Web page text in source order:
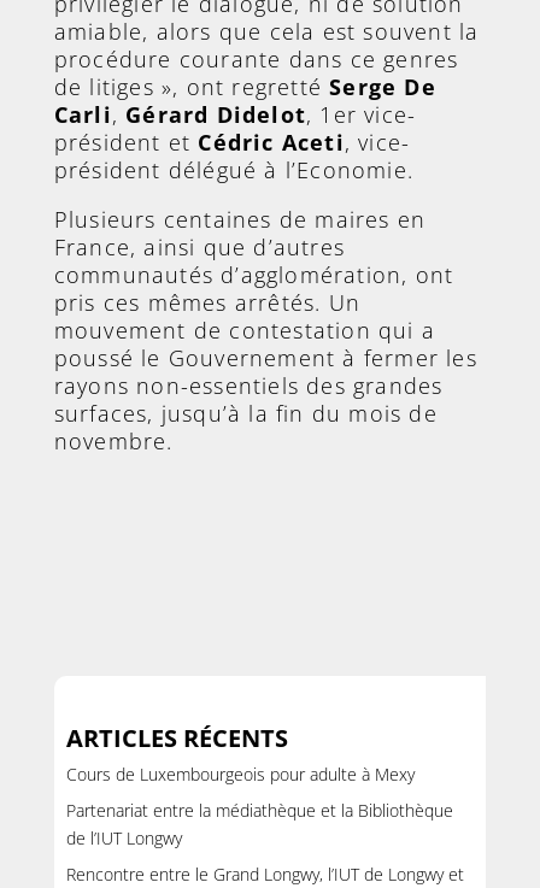
amiable, alors que cela est souvent la
procédure courante dans ce genres
de litiges », ont regrettéSerge De
Carli, Gérard Didelot, 1er vice-
président et Cédric Aceti, vice-
président délégué à l’Economie.
Plusieurs centaines de maires en
France, ainsi que d’autres
communautés d’agglomération, ont
pris ces mêmes arrêtés. Un
mouvement de contestation qui a
poussé le Gouvernement à fermer les
rayons non-essentiels des grandes
surfaces, jusqu’à la fin du mois de
novembre.
ARTICLES RÉCENTS
Cours de Luxembourgeois pour adulte à Mexy
Partenariat entre la médiathèque et la Bibliothèque
de l’IUT Longwy
Rencontre entre le Grand Longwy, l’IUT de Longwy et